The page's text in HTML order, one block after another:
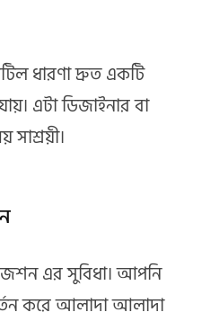
ধারণা দ্রুত একটি
এটা ডিজাইনার বা
এর সুবিধা। আপনি
করে আলাদা আলাদা